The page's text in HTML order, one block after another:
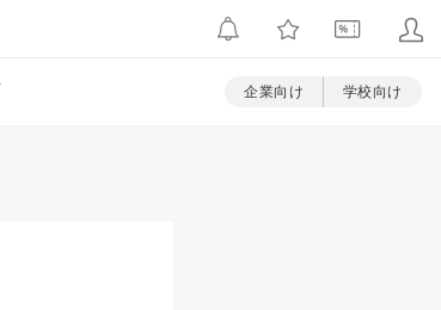
企業向け 学校向け